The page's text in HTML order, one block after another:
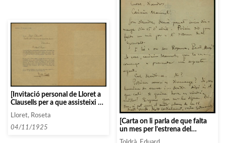
[Invitació personal de Lloret a
Clausells per a que assisteixi al
Lloret, Roseta
04/11/1925
[Carta on li parla de que falta
un mes per l’estrena del
Giravolt i que s’han de decidir